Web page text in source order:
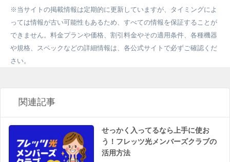
※当サイトの掲載情報は定期的に更新していますが、タイミングによ
っては情報が古い可能性もあるため、すべての情報を保証することが
できません。料金プランや価格、割引料金やその適用条件、各種機器
や規格、スペックなどの詳細情報は、各公式サイトで必ずご確認くだ
さい。
関連記事
せっかく入ってるなら上手に使お
う！フレッツ光メンバーズクラブの
活用方法